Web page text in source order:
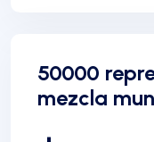
50000
mezcla